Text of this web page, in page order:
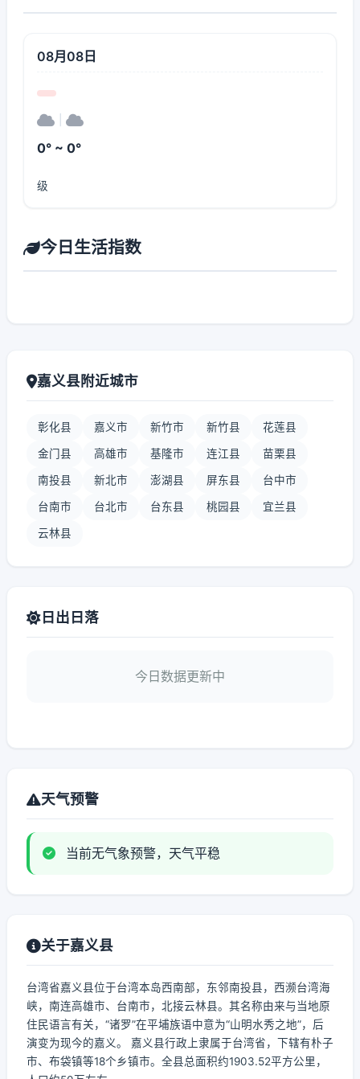
08月08日
0° ~ 0°
级
今日生活指数
嘉义县附近城市
彰化县 嘉义市 新竹市 新竹县 花莲县
金门县 高雄市 基隆市 连江县 苗栗县
南投县 新北市 澎湖县 屏东县 台中市
台南市 台北市 台东县 桃园县 宜兰县
云林县
日出日落
今日数据更新中
天气预警
当前无气象预警，天气平稳
关于嘉义县
台湾省嘉义县位于台湾本岛西南部，东邻南投县，西濒台湾海
峡，南连高雄市、台南市，北接云林县。其名称由来与当地原
住民语言有关，“诸罗”在平埔族语中意为“山明水秀之地”，后
演变为现今的嘉义。 嘉义县行政上隶属于台湾省，下辖有朴子
市、布袋镇等18个乡镇市。全县总面积约1903.52平方公里，